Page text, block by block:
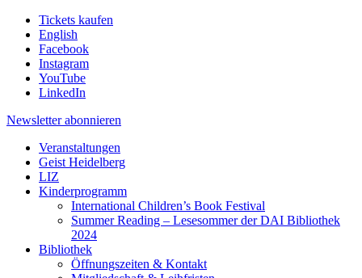
Tickets kaufen
English
Facebook
Instagram
YouTube
LinkedIn
Newsletter abonnieren
Veranstaltungen
Geist Heidelberg
LIZ
Kinderprogramm
International Children’s Book Festival
Summer Reading – Lesesommer der DAI Bibliothek
2024
Bibliothek
Öffnungszeiten & Kontakt